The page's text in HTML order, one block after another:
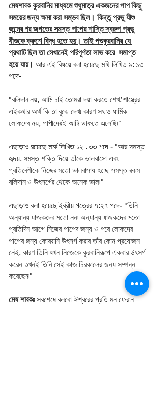
মেষশাবক কুরবানির মাধ্যমে শুধুমাত্র একজনের পাপ কিছু
সময়ের জন্য ক্ষমা করা সম্ভব ছিল। কিন্তু প্রভু যীশু
জন্মের পর জগতের সমস্ত পাপের শাস্তি স্বরুপ প্রভু
যীশুকে ক্রুশে বিদ্ধ হতে হয়। তাই পশুকুরবানির যে
প্রথাটি ছিল তা সেখানেই পরিপূর্ণতা লাভ করে  সমাপ্ত
হয়ে যায়। আর এই বিষয়ে বলা হয়েছে মথি লিখিত ৯: ১৩
পদে-
"বলিদান নয়, আমি চাই তোমরা দয়া করতে শেখ,’শাস্ত্রের
এইকথার অর্থ কি তা বুঝে দেখ৷ কারণ সৎ ও ধার্মিক
লোকদের নয়, পাপীদেরই আমি ডাকতে এসেছি৷"
এছাড়াও রয়েছে মার্ক লিখিত ১২ : ৩৩ পদে - "আর সমস্ত
হৃদয়, সমস্ত শক্তি দিয়ে তাঁকে ভালবাসো এবং
প্রতিবেশীকে নিজের মতো ভালবাসায় হচ্ছে সমস্ত রকম
বলিদান ও উৎসর্গের থেকে অনেক ভাল৷"
এছাড়াও বলা হয়েছে ইব্রীয় পত্রের ৭:২৭ পদে- "তিনি
অন্যান্য যাজকদের মতো নন৷ অন্যান্য যাজকদের মতো
প্রতিদিন আগে নিজের পাপের জন্য ও পরে লোকদের
পাপের জন্য কোরবানি উৎসর্গ করার তাঁর কোন প্রযোজন
নেই, কারণ তিনি যখন নিজেকে কুরবানিরূপে একবার উৎসর্গ
করেন তখনই তিনি সেই কাজ চিরকালের জন্য সম্পন্ন
করেছেন৷"
মেষ শাবকঃ সবশেষে বলবো ঈশ্বরের প্রতি মন ফেরান